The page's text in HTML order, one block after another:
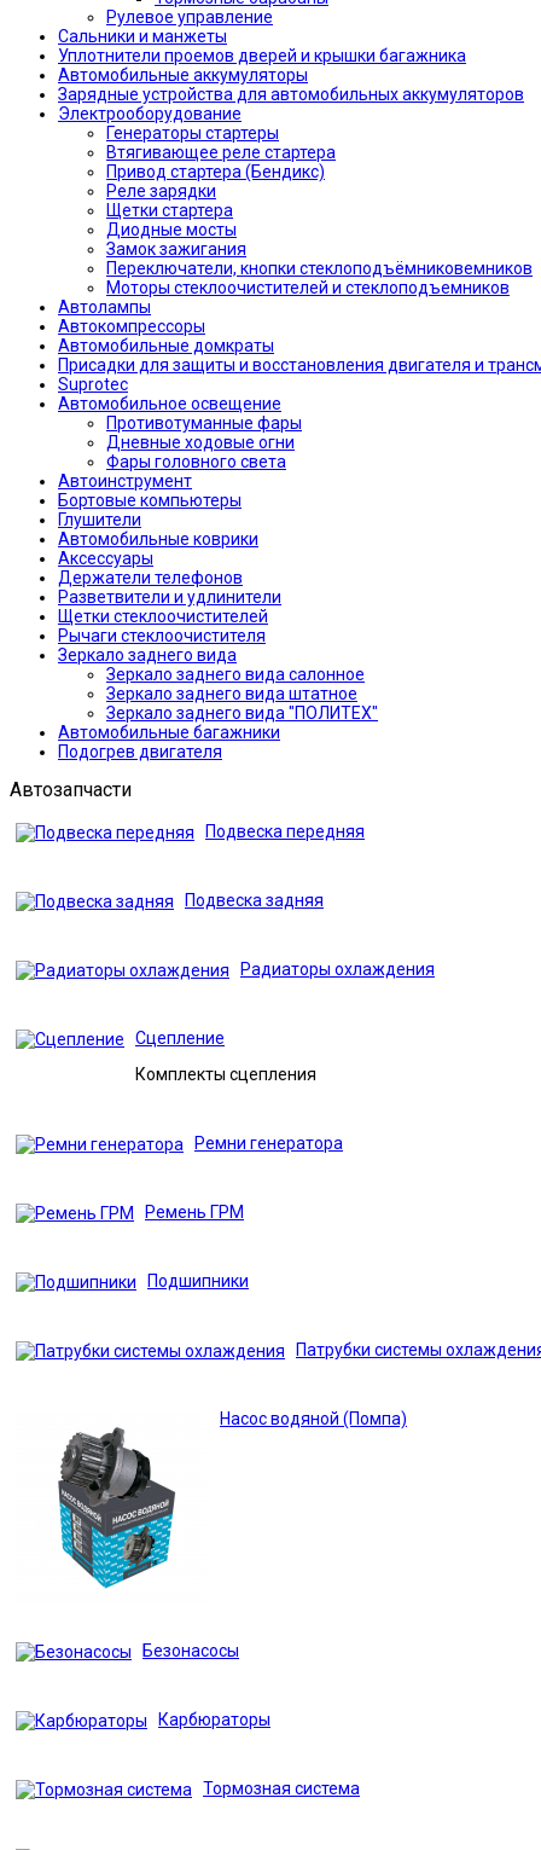
Рулевое управление
Сальники и манжеты
Уплотнители проемов дверей и крышки багажника
Автомобильные аккумуляторы
Зарядные устройства для автомобильных аккумуляторов
Электрооборудование
Генераторы стартеры
Втягивающее реле стартера
Привод стартера (Бендикс)
Реле зарядки
Щетки стартера
Диодные мосты
Замок зажигания
Переключатели, кнопки стеклоподъёмниковемников
Моторы стеклоочистителей и стеклоподъемников
Автолампы
Автокомпрессоры
Автомобильные домкраты
Присадки для защиты и восстановления двигателя и
Suprotec
Автомобильное освещение
Противотуманные фары
Дневные ходовые огни
Фары головного света
Автоинструмент
Бортовые компьютеры
Глушители
Автомобильные коврики
Аксессуары
Держатели телефонов
Разветвители и удлинители
Щетки стеклоочистителей
Рычаги стеклоочистителя
Зеркало заднего вида
Зеркало заднего вида салонное
Зеркало заднего вида штатное
Зеркало заднего вида "ПОЛИТЕХ"
Автомобильные багажники
Подогрев двигателя
Автозапчасти
Подвеска передняя
Подвеска задняя
Радиаторы охлаждения
Сцепление
Комплекты сцепления
Ремни генератора
Ремень ГРМ
Подшипники
Патрубки системы
Насос водяной (Помпа)
Безонасосы
Карбюраторы
Тормозная система